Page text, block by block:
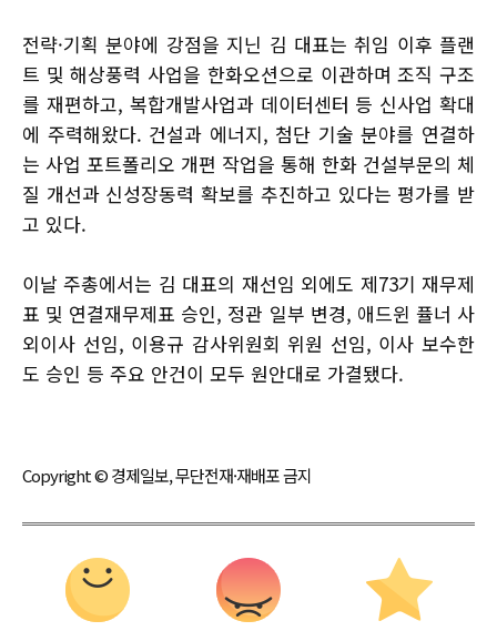
전략·기획 분야에 강점을 지닌 김 대표는 취임 이후 플랜
트 및 해상풍력 사업을 한화오션으로 이관하며 조직 구조
를 재편하고, 복합개발사업과 데이터센터 등 신사업 확대
에 주력해왔다. 건설과 에너지, 첨단 기술 분야를 연결하
는 사업 포트폴리오 개편 작업을 통해 한화 건설부문의 체
질 개선과 신성장동력 확보를 추진하고 있다는 평가를 받
고 있다.
이날 주총에서는 김 대표의 재선임 외에도 제73기 재무제
표 및 연결재무제표 승인, 정관 일부 변경, 애드윈 퓰너 사
외이사 선임, 이용규 감사위원회 위원 선임, 이사 보수한
도 승인 등 주요 안건이 모두 원안대로 가결됐다.
Copyright © 경제일보, 무단전재·재배포 금지